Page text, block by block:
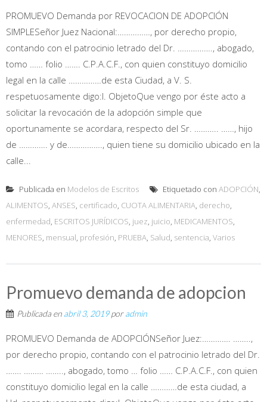
PROMUEVO Demanda por REVOCACION DE ADOPCIÓN
SIMPLESeñor Juez Nacional:……………, por derecho propio,
contando con el patrocinio letrado del Dr. ……………., abogado,
tomo …… folio ……. C.P.A.C.F., con quien constituyo domicilio
legal en la calle ……………de esta Ciudad, a V. S.
respetuosamente digo:I. ObjetoQue vengo por éste acto a
solicitar la revocación de la adopción simple que
oportunamente se acordara, respecto del Sr. ……….. ……, hijo
de …………. y de……………., quien tiene su domicilio ubicado en la
calle...
Publicada en Modelos de Escritos Etiquetado con ADOPCIÓN,
ALIMENTOS, ANSES, certificado, CUOTA ALIMENTARIA, derecho,
enfermedad, ESCRITOS JURÍDICOS, juez, juicio, MEDICAMENTOS,
MENORES, mensual, profesión, PRUEBA, Salud, sentencia, Varios
Promuevo demanda de adopcion
Publicada en abril 3, 2019poradmin
PROMUEVO Demanda de ADOPCIÓNSeñor Juez:…………. ……..,
por derecho propio, contando con el patrocinio letrado del Dr.
……. ……… …….., abogado, tomo … folio …… C.P.A.C.F., con quien
constituyo domicilio legal en la calle …………de esta ciudad, a